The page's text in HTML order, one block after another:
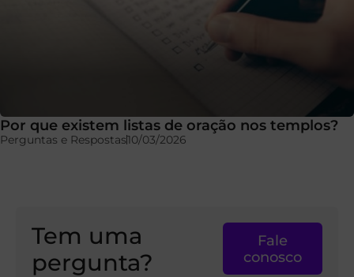
Por que existem listas de oração nos templos?
Perguntas e Respostas10/03/2026
Tem uma
pergunta?
Fale
conosco